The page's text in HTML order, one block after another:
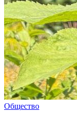
Общество